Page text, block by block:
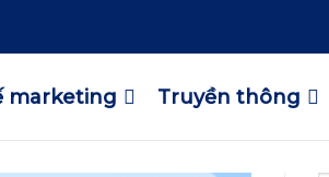
marketing Truyền thông